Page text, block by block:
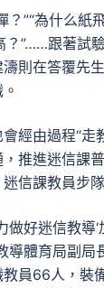
？”“為什么紙
？”……跟著試
則在答覆先
經由過程“走
推進迷信課
信課教員步
做好迷信教導
導體育局副局
員66人，裝